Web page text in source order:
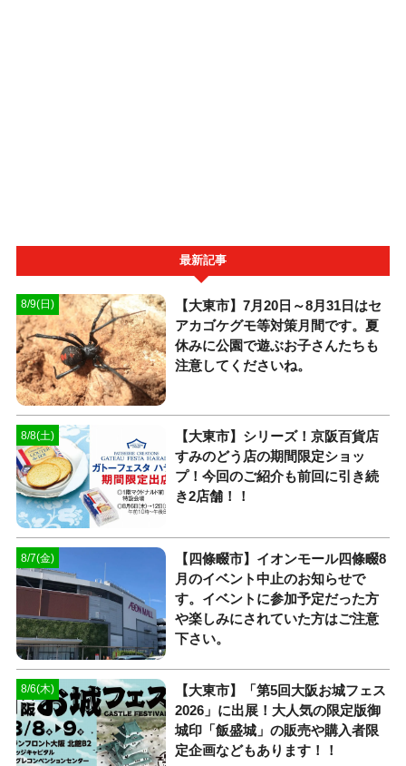
最新記事
8/9(日)
【大東市】7月20日～8月31日はセ
アカゴケグモ等対策月間です。夏
休みに公園で遊ぶお子さんたちも
注意してくださいね。
8/8(土)
【大東市】シリーズ！京阪百貨店
すみのどう店の期間限定ショッ
プ！今回のご紹介も前回に引き続
き2店舗！！
8/7(金)
【四條畷市】イオンモール四條畷8
月のイベント中止のお知らせで
す。イベントに参加予定だった方
や楽しみにされていた方はご注意
下さい。
8/6(木)
【大東市】「第5回大阪お城フェス
2026」に出展！大人気の限定版御
城印「飯盛城」の販売や購入者限
定企画などもあります！！